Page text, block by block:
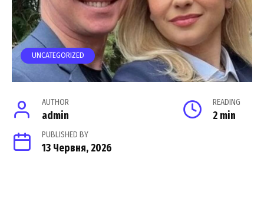
UNCATEGORIZED
AUTHOR
admin
READING
2 min
PUBLISHED BY
13 Червня, 2026